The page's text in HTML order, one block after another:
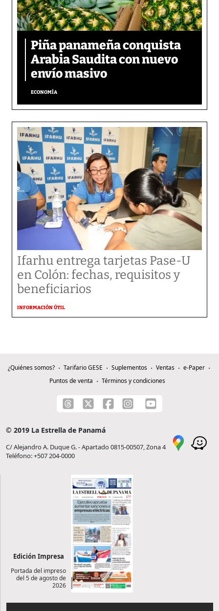
Piña panameña conquista
Arabia Saudita con nuevo
envío masivo
ECONOMÍA
Ifarhu entrega tarjetas Pase-U
en Colón: fechas, requisitos y
beneficiarios
INFORMACIÓN ÚTIL
¿Quiénes somos? Tarifario GESE Suplementos Ventas
e-Paper
Puntos de venta
Términos y condiciones
© 2019 La Estrella de Panamá
C/ Alejandro A. Duque G. - Apartado 0815-00507, Zona 4
Teléfono: +507 204-0000
Edición Impresa
Portada del impreso
del 5 de agosto de
2026